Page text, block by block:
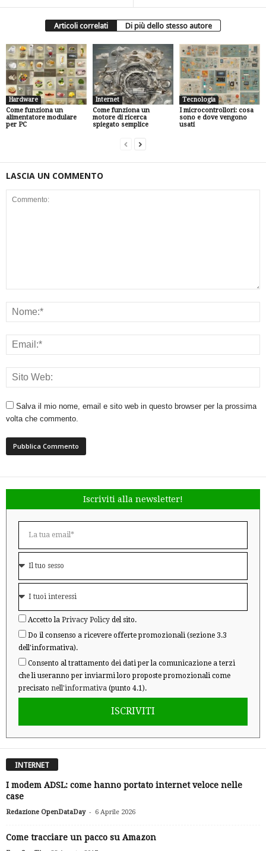
Articoli correlati Di più dello stesso autore
Hardware
Come funziona un
alimentatore modulare
per PC
Internet
Come funziona un
motore di ricerca
spiegato semplice
Tecnologia
I microcontrollori: cosa
sono e dove vengono
usati
LASCIA UN COMMENTO
Salva il mio nome, email e sito web in questo browser per la prossima
volta che commento.
Iscriviti alla newsletter!
Accetto la Privacy Policy del sito.
Do il consenso a ricevere offerte promozionali (sezione 3.3
dell'informativa).
Consento al trattamento dei dati per la comunicazione a terzi
che li useranno per inviarmi loro proposte promozionali come
precisato nell'informativa (punto 4.1).
ISCRIVITI
INTERNET
I modem ADSL: come hanno portato internet veloce nelle
case
Redazione OpenDataDay - 6 Aprile 2026
Come tracciare un pacco su Amazon